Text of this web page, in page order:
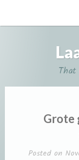
Grote
Posted on